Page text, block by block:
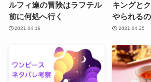
ルフィ達の冒険はラフテル
前に何処へ行く
2021.04.19
キングと
やられる
2021.04.25